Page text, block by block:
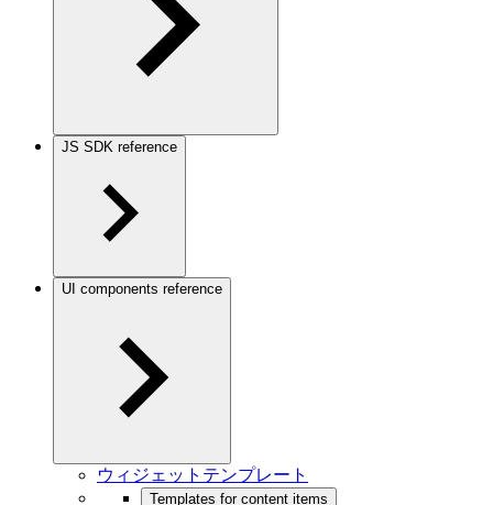
JS SDK reference
UI components reference
ウィジェットテンプレート
Templates for content items